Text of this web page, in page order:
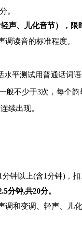
。
声、儿化音节），限
调读音的标准程度。
水平测试用普通话词
般不少于3次，每个
续出现。
钟以上(含1分钟)，
分钟,共20分。
调和变调、轻声、儿